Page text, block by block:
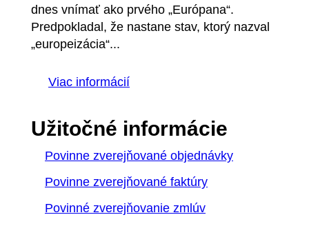
dnes vnímať ako prvého „Európana“.
Predpokladal, že nastane stav, ktorý nazval
„europeizácia“...
Viac informácií
Užitočné informácie
Povinne zverejňované objednávky
Povinne zverejňované faktúry
Povinné zverejňovanie zmlúv